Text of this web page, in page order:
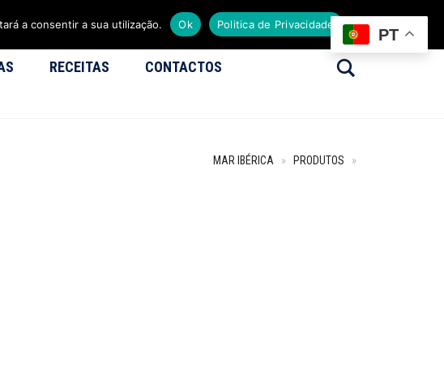
RECEITAS CONTACTOS
MAR IBÉRICA » PRODUTOS »
PT
a consentir a sua utilização. Ok Politica de Privacidade